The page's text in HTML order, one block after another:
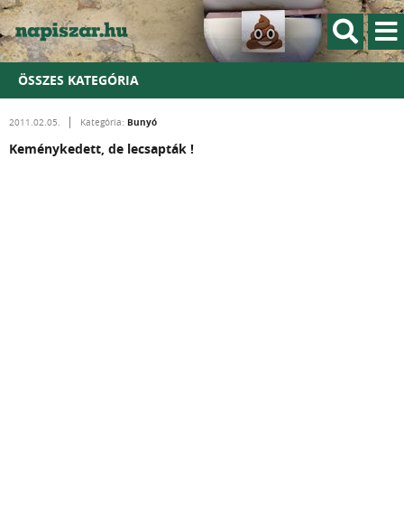
ÖSSZES KATEGÓRIA
2011.02.05. Kategória: Bunyó
Keménykedett, de lecsapták !